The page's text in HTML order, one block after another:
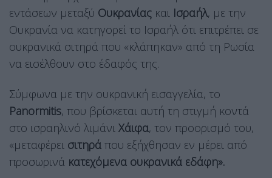
εντάσεων μεταξύ Ουκρανίας και Ισραήλ, με την
Ουκρανία να κατηγορεί το Ισραήλ ότι επιτρέπει σε
ουκρανικά σιτηρά που «κλάπηκαν» από τη Ρωσία
να εισέλθουν στο έδαφός της.
Σύμφωνα με την ουκρανική εισαγγελία, το
Panormitis, που βρίσκεται αυτή τη στιγμή κοντά
στο ισραηλινό λιμάνι Χάιφα, τον προορισμό του,
«μεταφέρει σιτηρά που εξήχθησαν εν μέρει από
προσωρινά κατεχόμενα ουκρανικά εδάφη».